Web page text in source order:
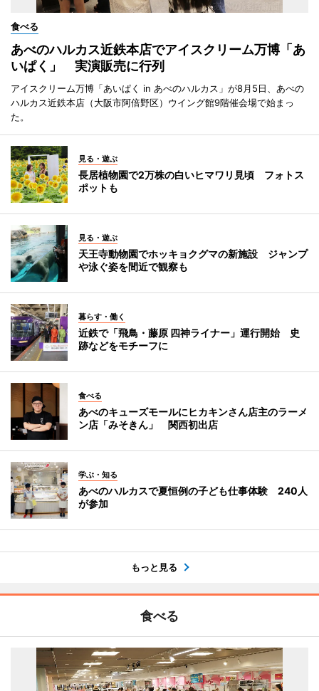
食べる
あべのハルカス近鉄本店でアイスクリーム万博「あ
いぱく」 実演販売に行列
アイスクリーム万博「あいぱく in あべのハルカス」が8月5日、あべの
ハルカス近鉄本店（大阪市阿倍野区）ウイング館9階催会場で始まっ
た。
見る・遊ぶ
長居植物園で2万株の白いヒマワリ見頃 フォトス
ポットも
見る・遊ぶ
天王寺動物園でホッキョクグマの新施設 ジャンプ
や泳ぐ姿を間近で観察も
暮らす・働く
近鉄で「飛鳥・藤原 四神ライナー」運行開始 史
跡などをモチーフに
食べる
あべのキューズモールにヒカキンさん店主のラーメ
ン店「みそきん」 関西初出店
学ぶ・知る
あべのハルカスで夏恒例の子ども仕事体験 240人
が参加
もっと見る
食べる